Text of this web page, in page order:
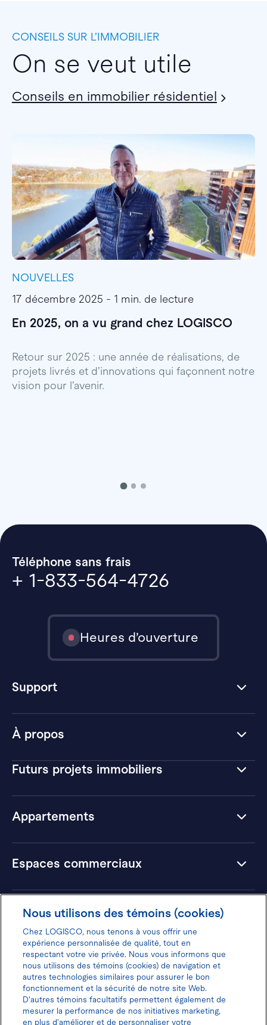
CONSEILS SUR L’IMMOBILIER
On se veut utile
Conseils en immobilier résidentiel
NOUVELLES
17 décembre 2025 - 1 min. de lecture
En 2025, on a vu grand chez LOGISCO
Retour sur 2025 : une année de réalisations, de
projets livrés et d’innovations qui façonnent notre
vision pour l’avenir.
À propos
Futurs projets immobiliers
Appartements
Espaces commerciaux
Hôtels
Téléphone sans frais
+ 1-833-564-4726
Heures d’ouverture
Support
Donnez votre avis pour gagner 100$
Nous utilisons des témoins (cookies)
Chez LOGISCO, nous tenons à vous offrir une
expérience personnalisée de qualité, tout en
respectant votre vie privée. Nous vous informons que
nous utilisons des témoins (cookies) de navigation et
autres technologies similaires pour assurer le bon
fonctionnement et la sécurité de notre site Web.
D'autres témoins facultatifs permettent également de
mesurer la performance de nos initiatives marketing,
en plus d'améliorer et de personnaliser votre